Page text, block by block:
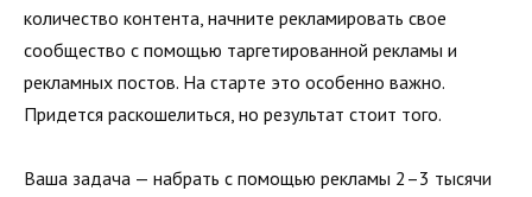
ко­личество контента, начните рекламировать свое
сообщество с помощью таргетированной рекламы и
рекламных постов. На старте это особенно важно.
Придется раскошелиться, но результат стоит того.
Ваша задача — набрать с помощью рекламы 2–3 тысячи